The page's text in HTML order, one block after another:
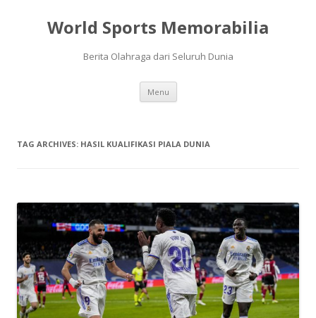
World Sports Memorabilia
Berita Olahraga dari Seluruh Dunia
Menu Skip
content
TAG ARCHIVES: HASIL KUALIFIKASI PIALA DUNIA